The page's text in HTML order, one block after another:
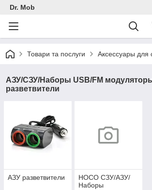
Dr. Mob
Товари та послуги Аксессуары для
АЗУ/СЗУ/Наборы USB/FM
разветвители
АЗУ разветвители
HOCO СЗУ/АЗУ/
Наборы